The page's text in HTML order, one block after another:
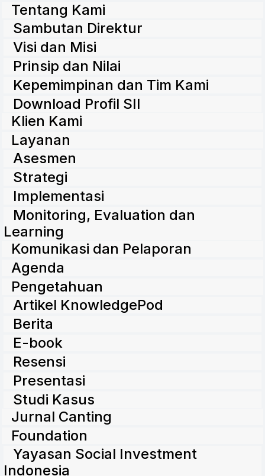
Tentang Kami
Sambutan Direktur
Visi dan Misi
Prinsip dan Nilai
Kepemimpinan dan Tim Kami
Download Profil SII
Klien Kami
Layanan
Asesmen
Strategi
Implementasi
Monitoring, Evaluation dan
Learning
Komunikasi dan Pelaporan
Agenda
Pengetahuan
Artikel KnowledgePod
Berita
E-book
Resensi
Presentasi
Studi Kasus
Jurnal Canting
Foundation
Yayasan Social Investment
Indonesia